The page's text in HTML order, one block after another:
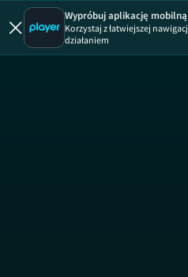
Wypróbuj aplikację mobilną
Korzystaj z łatwiejszej
działaniem